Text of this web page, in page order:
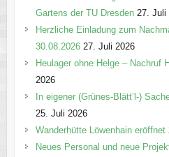
Gartens der TU Dresden 27. Juli
Herzliche Einladung zum
30.08.2026 27. Juli 2026
Heulager ohne Helge – Nachruf
2026
In eigener (Grünes-Blätt’l-)
25. Juli 2026
Wanderhütte Löwenhain eröffnet
Neues Personal und neue